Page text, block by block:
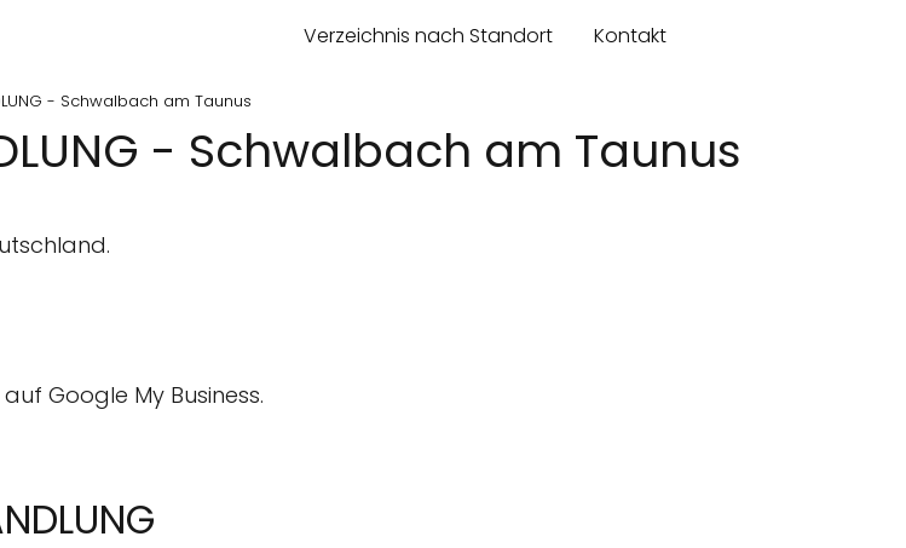
Verzeichnis nach Standort Kontakt
- Schwalbach am Taunus
- Schwalbach am Taunus
Google My Business.